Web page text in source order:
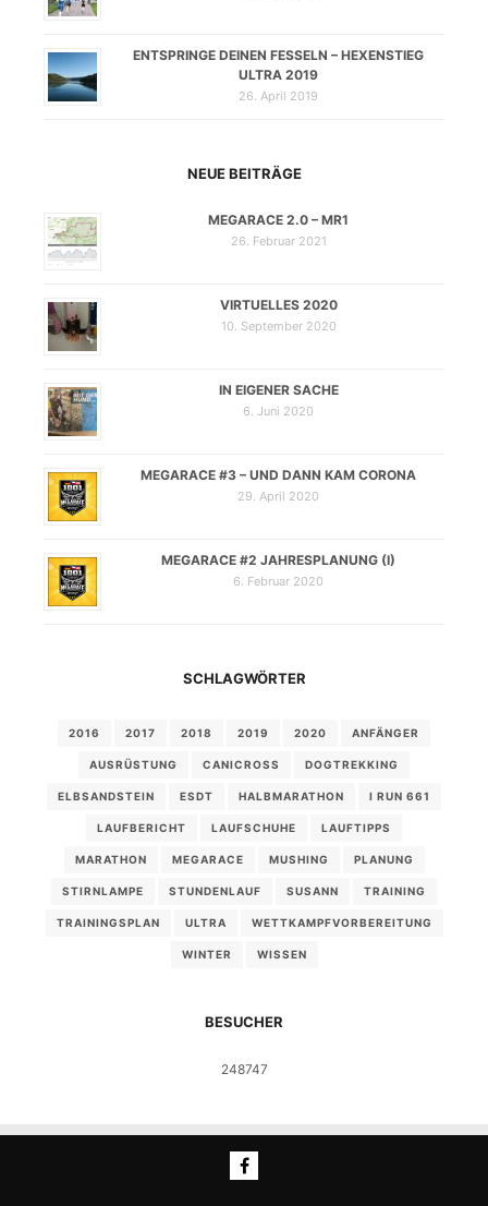
ENTSPRINGE DEINEN FESSELN – HEXENSTIEG
ULTRA 2019
26. April 2019
NEUE BEITRÄGE
MEGARACE 2.0 – MR1
26. Februar 2021
VIRTUELLES 2020
10. September 2020
IN EIGENER SACHE
6. Juni 2020
MEGARACE #3 – UND DANN KAM CORONA
29. April 2020
MEGARACE #2 JAHRESPLANUNG (I)
6. Februar 2020
SCHLAGWÖRTER
2016 2017 2018 2019 2020 ANFÄNGER
AUSRÜSTUNG CANICROSS DOGTREKKING
ELBSANDSTEIN ESDT HALBMARATHON I RUN 661
LAUFBERICHT LAUFSCHUHE LAUFTIPPS
MARATHON MEGARACE MUSHING PLANUNG
STIRNLAMPE STUNDENLAUF SUSANN TRAINING
TRAININGSPLAN ULTRA WETTKAMPFVORBEREITUNG
WINTER WISSEN
BESUCHER
248747